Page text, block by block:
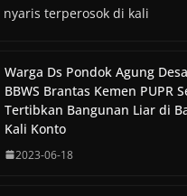
nyaris terperosok di kali
Warga Ds Pondok Agung
BBWS Brantas Kemen PUPR
Tertibkan Bangunan Liar di
Kali Konto
2023-06-18